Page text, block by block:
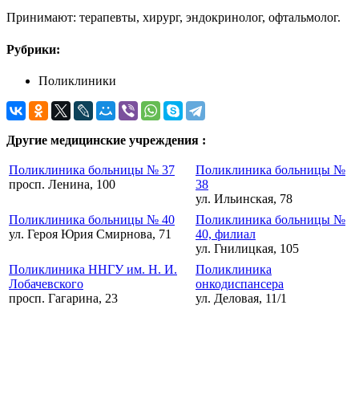
Принимают: терапевты, хирург, эндокринолог, офтальмолог.
Рубрики:
Поликлиники
Другие медицинские учреждения :
Поликлиника больницы № 37
просп. Ленина, 100
Поликлиника больницы №
38
ул. Ильинская, 78
Поликлиника больницы № 40
ул. Героя Юрия Смирнова, 71
Поликлиника больницы №
40, филиал
ул. Гнилицкая, 105
Поликлиника ННГУ им. Н. И.
Лобачевского
просп. Гагарина, 23
Поликлиника
онкодиспансера
ул. Деловая, 11/1